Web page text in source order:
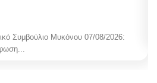
Συμβούλιο Μυκόνου 07/08/2026: